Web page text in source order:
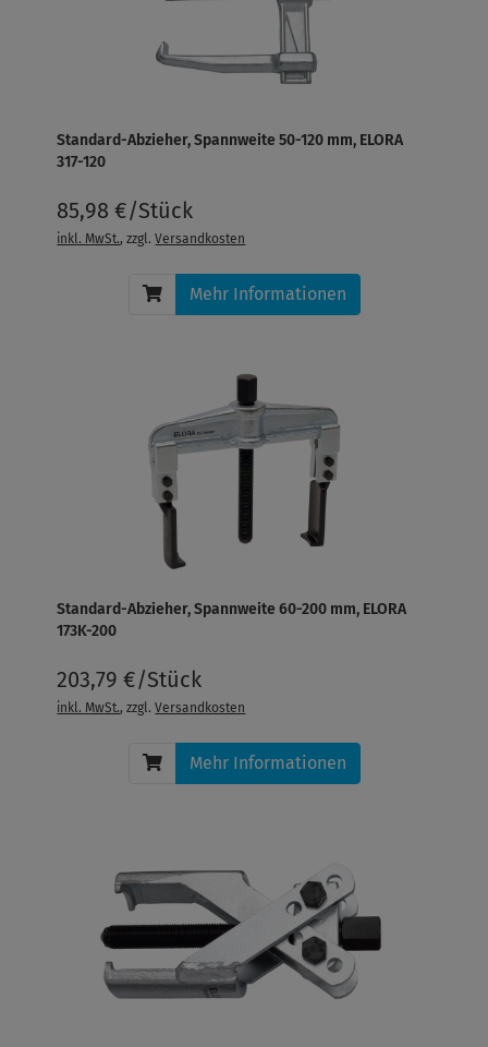
Standard-Abzieher, Spannweite 50-120 mm, ELORA
317-120
85,98 €/Stück
inkl. MwSt., zzgl.Versandkosten
Mehr Informationen
Standard-Abzieher, Spannweite 60-200 mm, ELORA
173K-200
203,79 €/Stück
inkl. MwSt., zzgl.Versandkosten
Mehr Informationen